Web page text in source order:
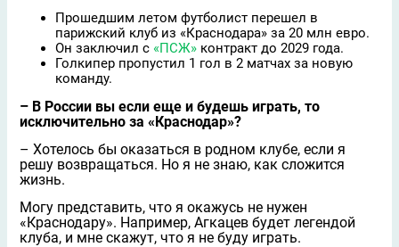
Прошедшим летом футболист перешел в
парижский клуб из «Краснодара» за 20 млн евро.
Он заключил с «ПСЖ» контракт до 2029 года.
Голкипер пропустил 1 гол в 2 матчах за новую
команду.
– В России вы если еще и будешь играть, то
исключительно за «Краснодар»?
– Хотелось бы оказаться в родном клубе, если я
решу возвращаться. Но я не знаю, как сложится
жизнь.
Могу представить, что я окажусь не нужен
«Краснодару». Например, Агкацев будет легендой
клуба, и мне скажут, что я не буду играть.